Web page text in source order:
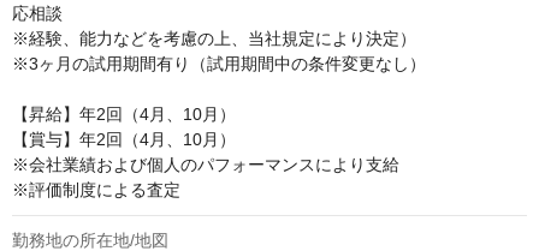
応相談
※経験、能力などを考慮の上、当社規定により決定）
※3ヶ月の試用期間有り（試用期間中の条件変更なし）
【昇給】年2回（4月、10月）
【賞与】年2回（4月、10月）
※会社業績および個人のパフォーマンスにより支給
※評価制度による査定
勤務地の所在地/地図